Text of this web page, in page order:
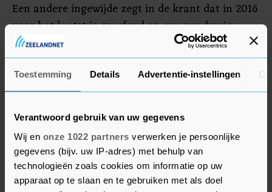
Toestemming Details Advertentie-instellingen
Verantwoord gebruik van uw gegevens
Wij en onze 1022 partners verwerken je persoonlijke
gegevens (bijv. uw IP-adres) met behulp van
technologieën zoals cookies om informatie op uw
apparaat op te slaan en te gebruiken met als doel
Een andere ingewijde zegt in de krant dat in 2016
voor het laatst is geoefend op een pandemie.
Tijdens die oefening, die Cygnus heette, kwamen
grote tekortkomingen naar voren. Zo was er een
gebrek aan beschermende uitrusting en
beademingsapparaten. Verbeterplannen bleven
echter op de plank liggen. Dat komt volgens de
bron onder meer doordat alle aandacht uitging
naar voorbereidingen voor een chaotische no-
deal-brexit.